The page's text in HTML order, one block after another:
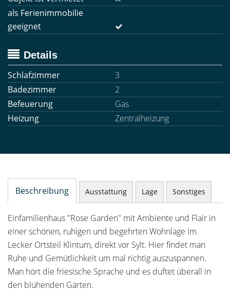
als Ferienimmobilie
geeignet
Details
Schlafzimmer
3
Badezimmer
2
Befeuerung
Gas
Heizung
Zentralheizung
Beschreibung Ausstattung Lage Sonstiges
Einfamilienhaus "Rose Garden" mit Ambiente und Flair in
einer schönen, ruhigen und begehrten Wohnlage im
Lecker Ortsteil Klintum, direkt vor Sylt. Hier findet man
Ruhe und Gemütlichkeit um mal richtig auszuspannen.
Man hört die friesische Sprache und es duftet überall in
den blühenden Gärten.